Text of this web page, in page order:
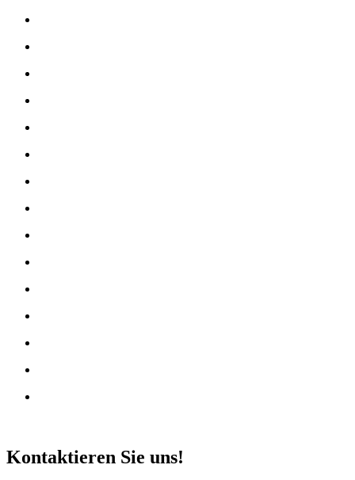
Kontaktieren Sie uns!